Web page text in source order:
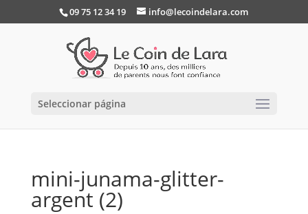
09 75 12 34 19 info@lecoindelara.com
Seleccionar página
mini-junama-glitter-
argent (2)